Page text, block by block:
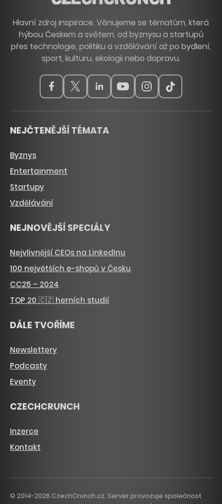
Hlavní zdroj inspirace. Věnujeme se tématům, která
hýbou Českem a světem, od byznysu a startupů
přes technologie, politiku a vzdělávání až po bydlení,
sport, kulturu, ekologii nebo dopravu.
NEJČTENĚJŠÍ TÉMATA
Byznys
Entertainment
Startupy
Vzdělávání
NEJNOVĚJŠÍ SPECIÁLY
Nejvlivnější CEOs na LinkedInu
100 největších e-shopů v Česku
CC25 – 2024
TOP 20 🇨🇿 herních studií
DÁLE TVOŘÍME
Newslettery
Podcasty
Eventy
CZECHCRUNCH
Inzerce
Kontakt
© 2014-2026 CzechCrunch.cz. Server provozuje společnost